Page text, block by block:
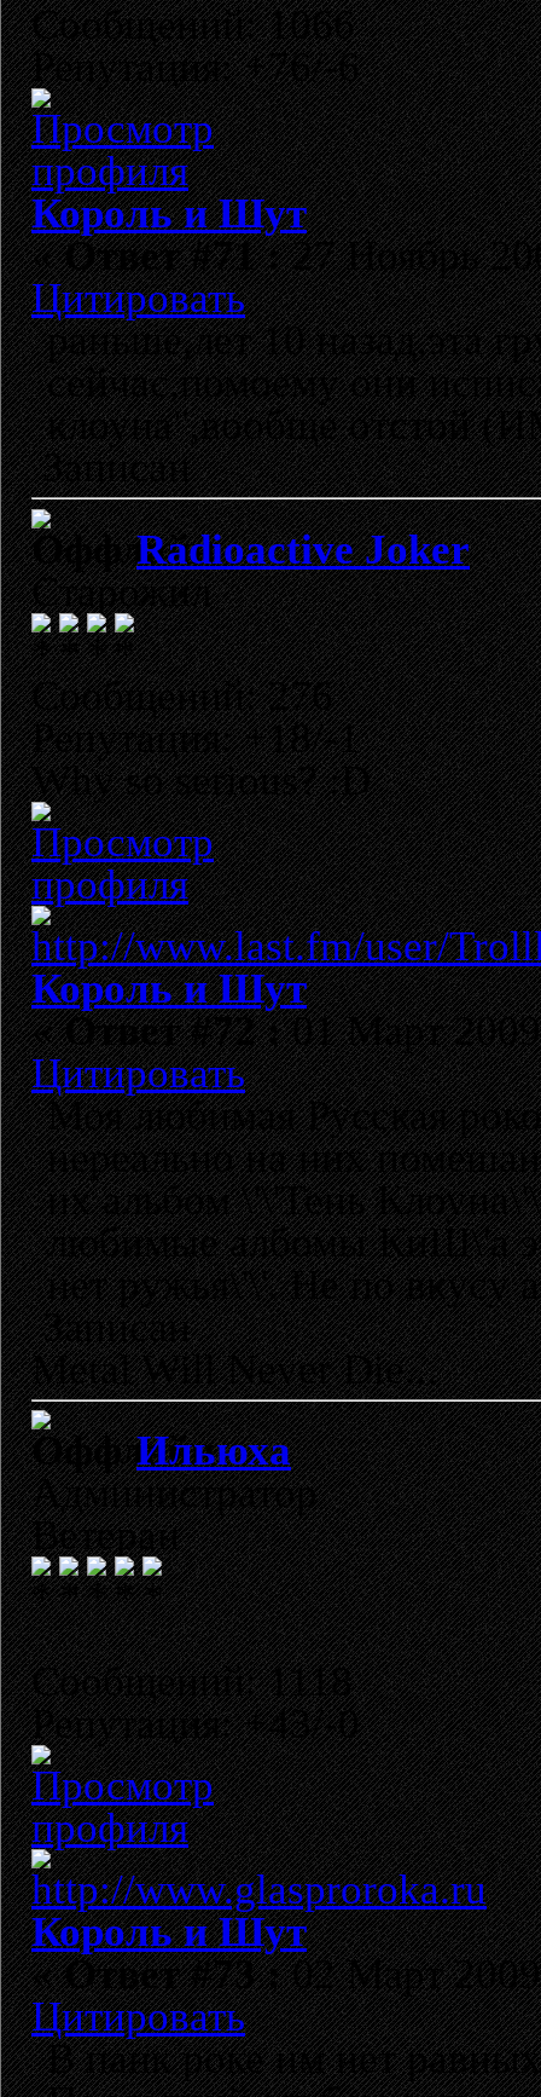
Сообщений: 1066
Репутация: +76/-6
Король и Шут
«Ответ #71 :27 Ноябрь
Цитировать
раньше,лет 10 назад,эта
сейчас,помоему они
клоуна",вообще отстой
Записан
Radioactive Joker
Старожил
Сообщений: 276
Репутация: +18/-1
Why so serious? :D
Король и Шут
«Ответ #72 :01 Март
Цитировать
Моя любимая Русская
нереально на них
их альбом \'\'Тень
любимые албомы КиШ\'а
нет ружья\'\'. Не по вкусу
Записан
Metal Will Never Die...
Ильюха
Администратор
Ветеран
Сообщений: 1118
Репутация: +43/-0
Король и Шут
«Ответ #73 :02 Март
Цитировать
В панк роке им нет